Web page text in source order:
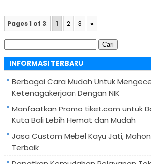
Pages 1 of 3: 1 2 3 »
untuk:
INFORMASI TERBARU
Berbagai Cara Mudah Untuk
Ketenagakerjaan Dengan NIK
Manfaatkan Promo tiket.com untuk
Kuta Bali Lebih Hemat dan Mudah
Jasa Custom Mebel Kayu Jati,
Terbaik